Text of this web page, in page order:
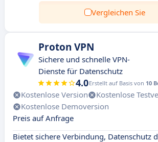
Vergleichen Sie
Proton VPN
Sichere und schnelle VPN-
Dienste für Datenschutz
4.0Erstellt auf Basis von 10
Kostenlose Version
Kostenlose
Kostenlose Demoversion
Preis auf Anfrage
Bietet sichere Verbindung, Datenschutz